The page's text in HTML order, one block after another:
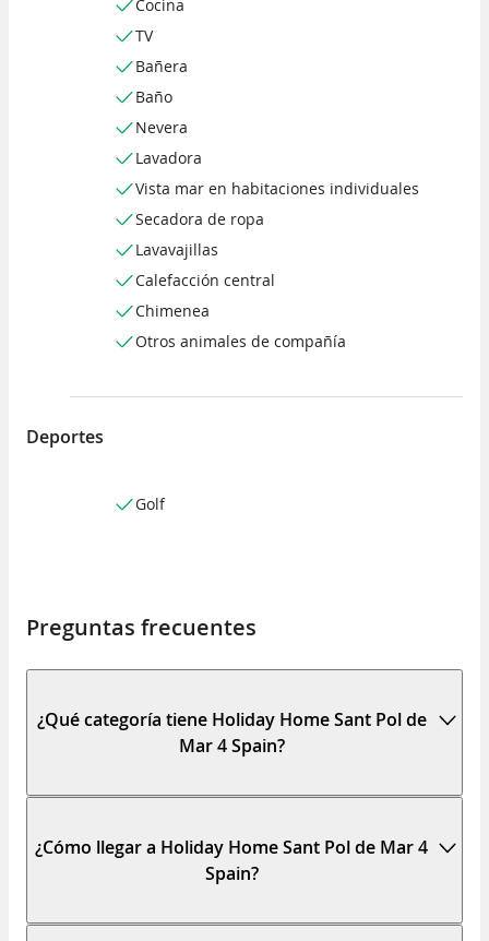
Cocina
TV
Bañera
Baño
Nevera
Lavadora
Vista mar en habitaciones individuales
Secadora de ropa
Lavavajillas
Calefacción central
Chimenea
Otros animales de compañía
Deportes
Golf
Preguntas frecuentes
¿Qué categoría tiene Holiday Home Sant Pol de
Mar 4 Spain?
¿Cómo llegar a Holiday Home Sant Pol de Mar 4
Spain?